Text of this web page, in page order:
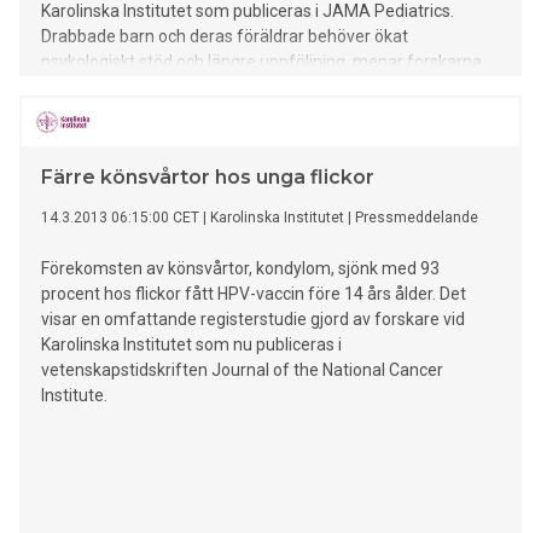
Karolinska Institutet som publiceras i JAMA Pediatrics.
Drabbade barn och deras föräldrar behöver ökat
psykologiskt stöd och längre uppföljning, menar forskarna.
Färre könsvårtor hos unga flickor
14.3.2013 06:15:00 CET Karolinska Institutet Pressmeddelande
Förekomsten av könsvårtor, kondylom, sjönk med 93
procent hos flickor fått HPV-vaccin före 14 års ålder. Det
visar en omfattande registerstudie gjord av forskare vid
Karolinska Institutet som nu publiceras i
vetenskapstidskriften Journal of the National Cancer
Institute.